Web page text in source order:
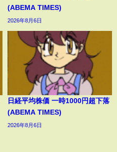
(ABEMA TIMES)
2026年8月6日
日経平均株価 一時1000円超下落
(ABEMA TIMES)
2026年8月6日